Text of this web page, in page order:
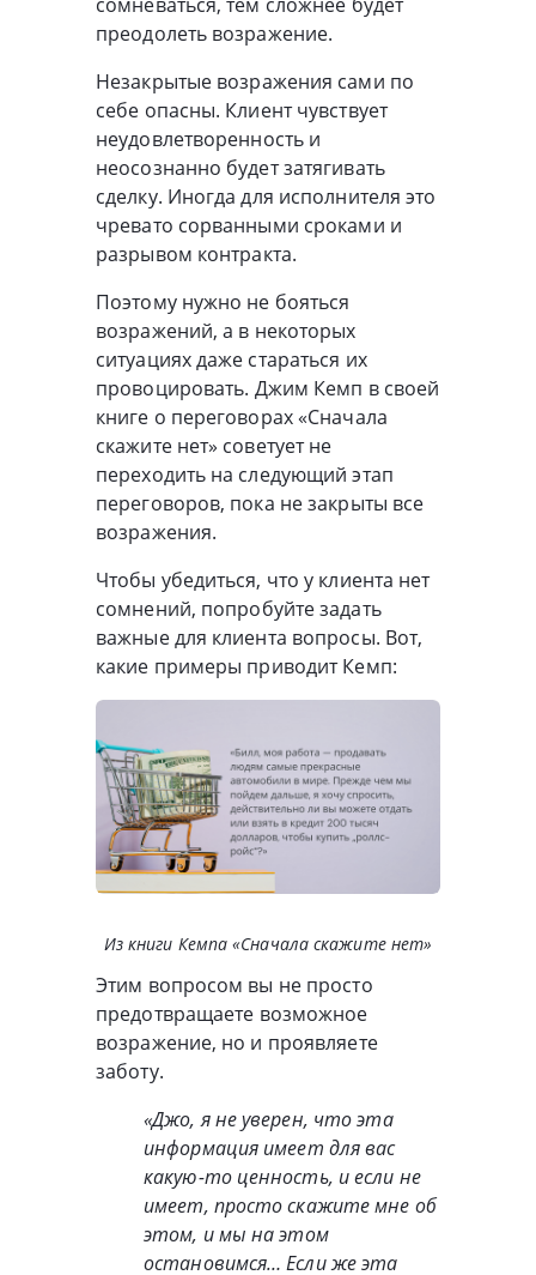
преодолеть возражение.
Незакрытые возражения сами по
себе опасны. Клиент чувствует
неудовлетворенность и
неосознанно будет затягивать
сделку. Иногда для исполнителя это
чревато сорванными сроками и
разрывом контракта.
Поэтому нужно не бояться
возражений, а в некоторых
ситуациях даже стараться их
провоцировать. Джим Кемп в своей
книге о переговорах «Сначала
скажите нет» советует не
переходить на следующий этап
переговоров, пока не закрыты все
возражения.
Чтобы убедиться, что у клиента нет
сомнений, попробуйте задать
важные для клиента вопросы. Вот,
какие примеры приводит Кемп:
Из книги Кемпа «Сначала скажите нет»
Этим вопросом вы не просто
предотвращаете возможное
возражение, но и проявляете
заботу.
«Джо, я не уверен, что эта
информация имеет для вас
какую-то ценность, и если не
имеет, просто скажите мне об
этом, и мы на этом
остановимся… Если же эта